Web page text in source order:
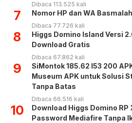
Dibaca 113.525 kali
7 Nomor HP dan WA
Dibaca 77.726 kali
8
Higgs Domino Island Versi
Download Gratis
Dibaca 67.862 kali
9
SiMontok 185.62 l53 200
Museum APK untuk Solusi
Tanpa Batas
Dibaca 66.516 kali
10
Download Higgs Domino RP
Password Mediafire Tanpa